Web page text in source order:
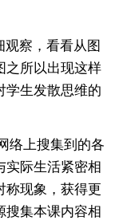
察，看看从图
之所以出现这样
学生发散思维的
上搜集到的各
实际生活紧密相
称现象，获得更
搜集本课内容相